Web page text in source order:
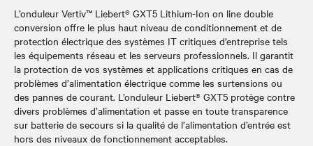
L’onduleur Vertiv™ Liebert® GXT5 Lithium-Ion on line double
conversion offre le plus haut niveau de conditionnement et de
protection électrique des systèmes IT critiques d’entreprise tels
les équipements réseau et les serveurs professionnels. Il garantit
la protection de vos systèmes et applications critiques en cas de
problèmes d’alimentation électrique comme les surtensions ou
des pannes de courant. L’onduleur Liebert® GXT5 protège contre
divers problèmes d’alimentation et passe en toute transparence
sur batterie de secours si la qualité de l’alimentation d’entrée est
hors des niveaux de fonctionnement acceptables.